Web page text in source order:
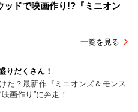
ッドで映画作り!?『ミニオン
一覧を見る
りだくさん！
た？最新作『ミニオンズ＆モンス
画作り”に奔走！